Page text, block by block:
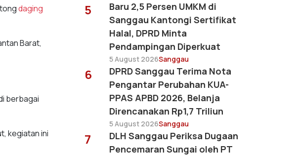
daging
Barat,
berbagai
kegiatan ini
5
Baru 2,5 Persen UMKM di
Sanggau Kantongi Sertifikat
Halal, DPRD Minta
Pendampingan Diperkuat
5 August 2026Sanggau
6
DPRD Sanggau Terima Nota
Pengantar Perubahan KUA-
PPAS APBD 2026, Belanja
Direncanakan Rp1,7 Triliun
5 August 2026Sanggau
7
DLH Sanggau Periksa Dugaan
Pencemaran Sungai oleh PT